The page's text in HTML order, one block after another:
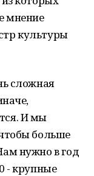
мнение
культуры
сложная
И мы
больше
нужно в год
- крупные